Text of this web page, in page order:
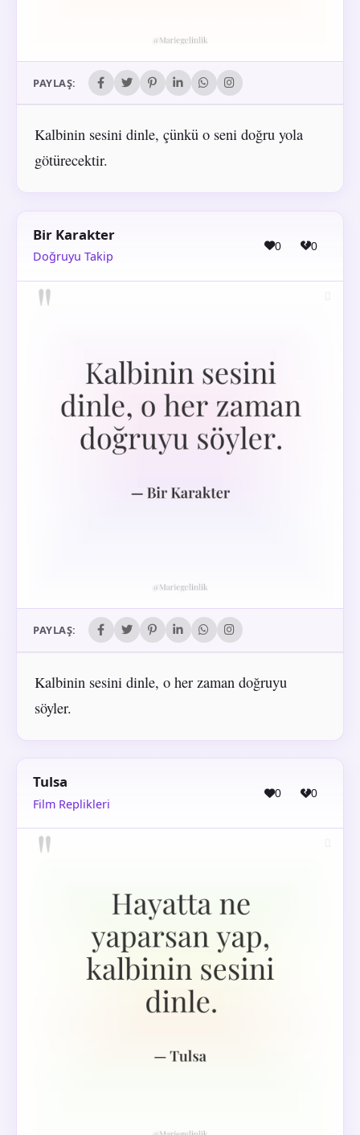
PAYLAŞ:
Kalbinin sesini dinle, çünkü o seni doğru yola
götürecektir.
Bir Karakter
Doğruyu Takip
0 0
PAYLAŞ:
Kalbinin sesini dinle, o her zaman doğruyu
söyler.
Tulsa
Film Replikleri
0 0